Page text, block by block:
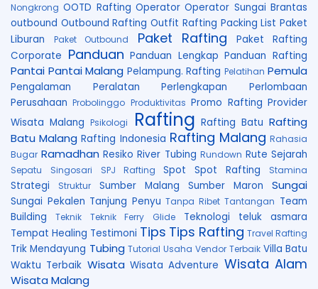
Nongkrong OOTD Rafting Operator Operator Sungai Brantas
outbound Outbound Rafting Outfit Rafting Packing List Paket
Liburan
Paket Outbound Paket Rafting
Paket Rafting
Corporate Panduan Panduan Lengkap Panduan Rafting
Pantai Pantai Malang Pelampung. Rafting Pelatihan Pemula
Pengalaman Peralatan Perlengkapan
Perlombaan
Perusahaan Probolinggo Produktivitas Promo Rafting Provider
Wisata Malang Psikologi Rafting Rafting Batu Rafting
Batu Malang Rafting Indonesia Rafting Malang Rahasia
Bugar Ramadhan Resiko River Tubing Rundown Rute Sejarah
Sepatu Singosari SPJ Rafting Spot Spot Rafting Stamina
Strategi Struktur Sumber Malang Sumber Maron Sungai
Sungai Pekalen Tanjung Penyu Tanpa Ribet Tantangan Team
Building
Teknik Teknik Ferry Glide Teknologi
teluk asmara
Tempat Healing Testimoni Tips Tips Rafting Travel Rafting
Trik Mendayung Tubing Tutorial Usaha Vendor Terbaik Villa Batu
Waktu Terbaik Wisata Wisata Adventure Wisata Alam
Wisata Malang